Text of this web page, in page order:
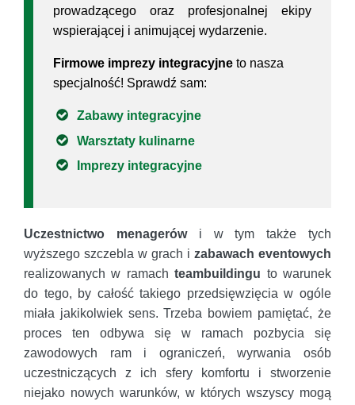
prowadzącego oraz profesjonalnej ekipy
wspierającej i animującej wydarzenie.
Firmowe imprezy integracyjne to nasza
specjalność! Sprawdź sam:
Zabawy integracyjne
Warsztaty kulinarne
Imprezy integracyjne
Uczestnictwo menagerówi w tym także tych
wyższego szczebla w grach i zabawach eventowych
realizowanych w ramach teambuildingu to warunek
do tego, by całość takiego przedsięwzięcia w ogóle
miała jakikolwiek sens. Trzeba bowiem pamiętać, że
proces ten odbywa się w ramach pozbycia się
zawodowych ram i ograniczeń, wyrwania osób
uczestniczących z ich sfery komfortu i stworzenie
niejako nowych warunków, w których wszyscy mogą